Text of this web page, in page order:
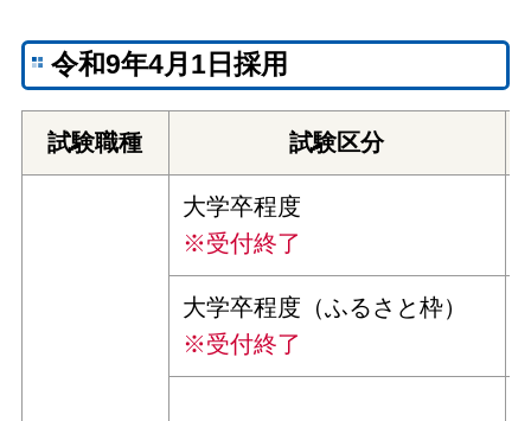
令和9年4月1日採用
試験職種 試験区分
大学卒程度
※受付終了
大学卒程度（ふるさと枠）
※受付終了